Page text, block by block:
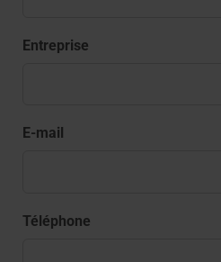
Entreprise
E-mail
Téléphone